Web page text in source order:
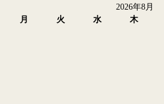
2026年8月
月
火 水 木